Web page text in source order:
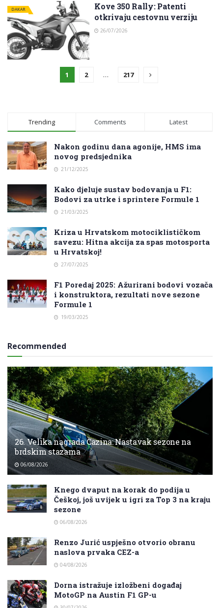
DAKAR
Kove 350 Rally: Patenti
otkrivaju cestovnu verziju
26/07/2026
1 2 … 217
Trending Comments Latest
Nakon godinu dana agonije, HMS ima
novog predsjednika
21/12/2025
Kako djeluje sustav bodovanja u F1:
Bodovi za utrke i sprintere Formule 1
21/03/2025
Kriza u Hrvatskom motociklističkom
savezu: Hitna akcija za spas motosporta
u Hrvatskoj!
27/07/2025
F1 Poredaj 2025: Ažurirani bodovi vozača
i konstruktora, rezultati nove sezone
Formule 1
19/03/2025
Recommended
26. Velika nagrada Cazina: Nastavak sezone na
brdskim stazama
06/08/2026
Knego dvaput na korak do podija u
Češkoj, još uvijek u igri za Top 3 na kraju
sezone
06/08/2026
Renzo Jurić uspješno otvorio obranu
naslova prvaka CEZ-a
04/08/2026
Dorna istražuje izložbeni događaj
MotoGP na Austin F1 GP-u